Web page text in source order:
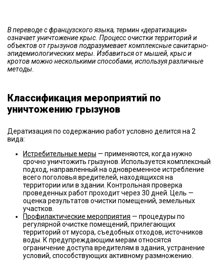
В переводе с французского языка, термин «дератизация»
означает уничтожение крыс. Процесс очистки территорий и
объектов от грызунов подразумевает комплексные санитарно-
эпидемиологических меры. Избавиться от мышей, крыс и
кротов можно несколькими способами, используя различные
методы.
Классификация мероприятий по
уничтожению грызунов
Дератизация по содержанию работ условно делится на 2
вида:
Истребительные меры — применяются, когда нужно
срочно уничтожить грызунов. Используется комплексный
подход, направленный на одновременное истребление
всего поголовья вредителей, находящихся на
территории или в здании. Контрольная проверка
проведенных работ проходит через 30 дней. Цель —
оценка результатов очистки помещений, земельных
участков.
Профилактические мероприятия — процедуры по
регулярной очистке помещений, прилегающих
территорий от мусора, съедобных отходов, источников
воды. К предупреждающим мерам относятся
ограничение доступа вредителям в здания, устранение
условий, способствующих активному размножению.